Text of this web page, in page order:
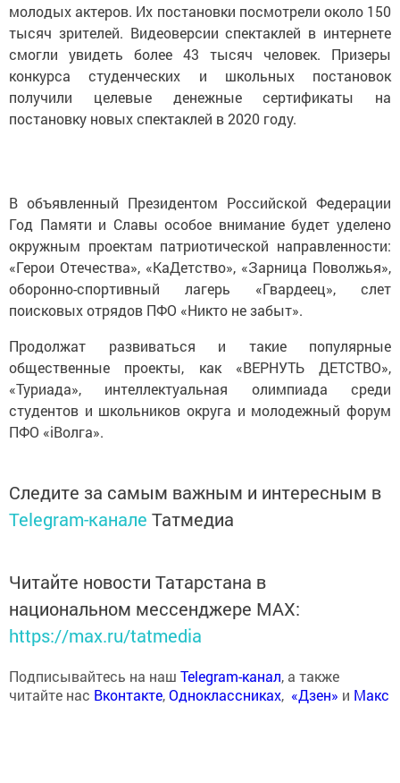
молодых актеров. Их постановки посмотрели около 150
тысяч зрителей. Видеоверсии спектаклей в интернете
смогли увидеть более 43 тысяч человек. Призеры
конкурса студенческих и школьных постановок
получили целевые денежные сертификаты на
постановку новых спектаклей в 2020 году.
В объявленный Президентом Российской Федерации
Год Памяти и Славы особое внимание будет уделено
окружным проектам патриотической направленности:
«Герои Отечества», «КаДетство», «Зарница Поволжья»,
оборонно-спортивный лагерь «Гвардеец», слет
поисковых отрядов ПФО «Никто не забыт».
Продолжат развиваться и такие популярные
общественные проекты, как «ВЕРНУТЬ ДЕТСТВО»,
«Туриада», интеллектуальная олимпиада среди
студентов и школьников округа и молодежный форум
ПФО «iВолга».
Следите за самым важным и интересным в
Telegram-канале Татмедиа
Читайте новости Татарстана в
национальном мессенджере MАХ:
https://max.ru/tatmedia
Подписывайтесь на наш Telegram-канал, а также
читайте нас Вконтакте,Одноклассниках, «Дзен» и Макс